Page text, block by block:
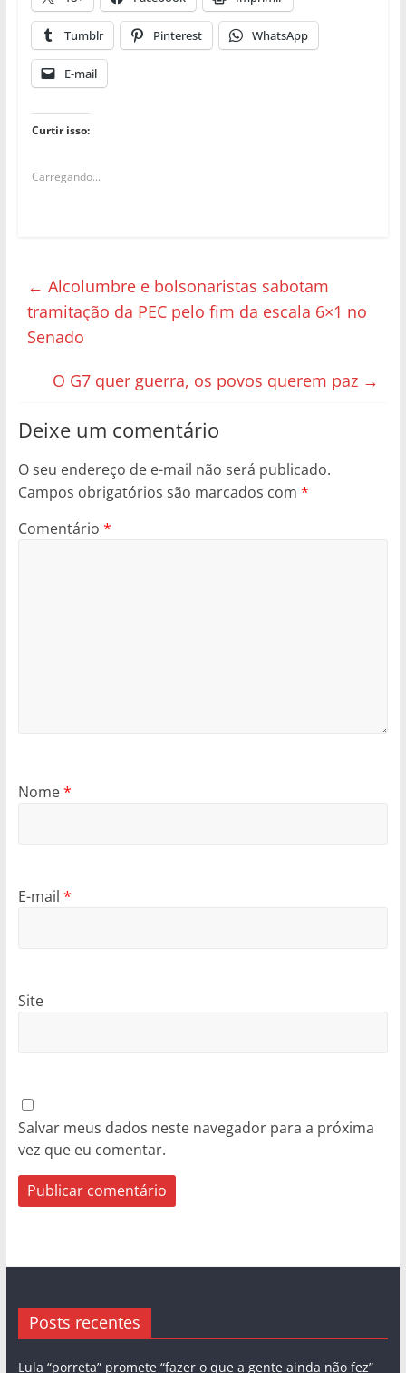
Tumblr Pinterest WhatsApp
E-mail
Curtir isso:
Carregando...
← Alcolumbre e bolsonaristas sabotam
tramitação da PEC pelo fim da escala 6×1 no
Senado
O G7 quer guerra, os povos querem paz →
Deixe um comentário
O seu endereço de e-mail não será publicado.
Campos obrigatórios são marcados com *
Comentário *
Nome*
E-mail *
Site
Salvar meus dados neste navegador para a próxima
vez que eu comentar.
Posts recentes
Lula “porreta” promete “fazer o que a gente ainda não fez”